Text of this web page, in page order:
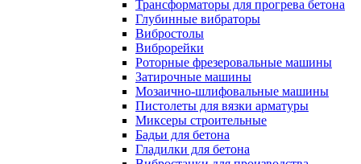
Трансформаторы для прогрева бетона
Глубинные вибраторы
Вибростолы
Виброрейки
Роторные фрезеровальные машины
Затирочные машины
Мозаично-шлифовальные машины
Пистолеты для вязки арматуры
Миксеры строительные
Бадьи для бетона
Гладилки для бетона